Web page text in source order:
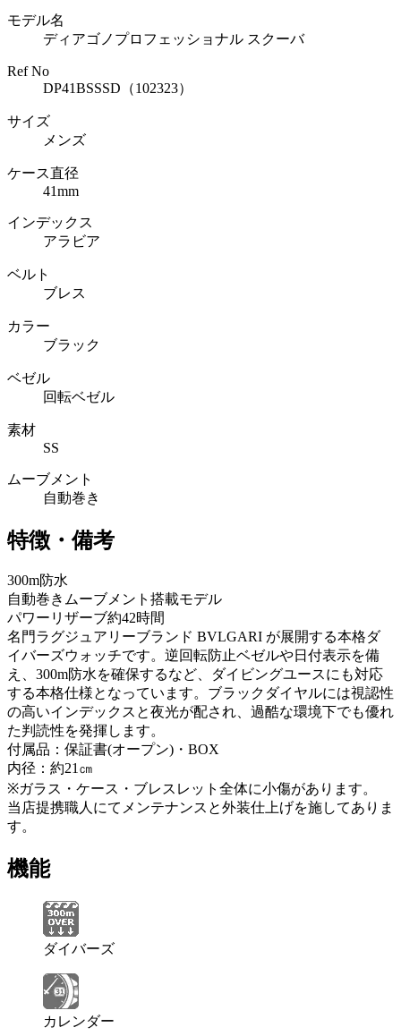
モデル名
ディアゴノプロフェッショナル スクーバ
Ref No
DP41BSSSD（102323）
サイズ
メンズ
ケース直径
41mm
インデックス
アラビア
ベルト
ブレス
カラー
ブラック
ベゼル
回転ベゼル
素材
SS
ムーブメント
自動巻き
特徴・備考
300m防水
自動巻きムーブメント搭載モデル
パワーリザーブ約42時間
名門ラグジュアリーブランド BVLGARI が展開する本格ダ
イバーズウォッチです。逆回転防止ベゼルや日付表示を備
え、300m防水を確保するなど、ダイビングユースにも対応
する本格仕様となっています。ブラックダイヤルには視認性
の高いインデックスと夜光が配され、過酷な環境下でも優れ
た判読性を発揮します。
付属品：保証書(オープン)・BOX
内径：約21㎝
※ガラス・ケース・ブレスレット全体に小傷があります。
当店提携職人にてメンテナンスと外装仕上げを施してありま
す。
機能
ダイバーズ
カレンダー